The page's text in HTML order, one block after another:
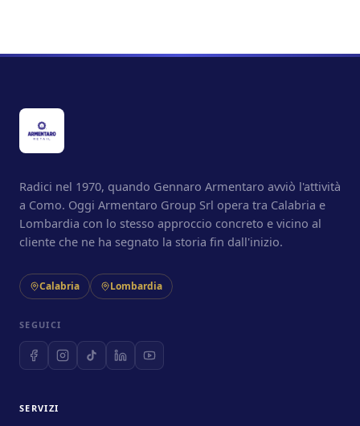
Radici nel 1970, quando Gennaro Armentaro avviò l'attività
a Como. Oggi Armentaro Group Srl opera tra Calabria e
Lombardia con lo stesso approccio concreto e vicino al
cliente che ne ha segnato la storia fin dall'inizio.
Calabria Lombardia
SEGUICI
SERVIZI